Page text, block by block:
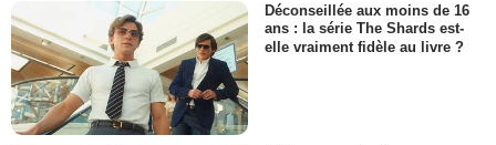
Déconseillée aux moins de 16
ans : la série The Shards est-
elle vraiment fidèle au livre ?